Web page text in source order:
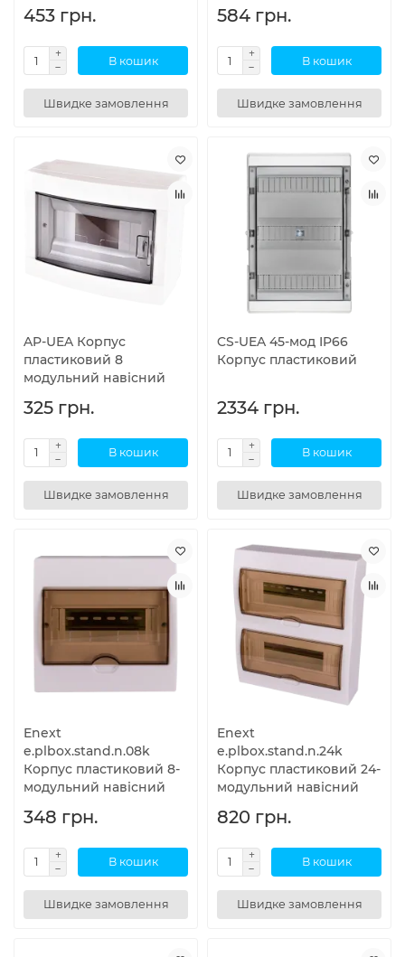
453 грн.
В кошик
Швидке замовлення
584 грн.
В кошик
Швидке замовлення
AP-UEA Корпус
пластиковий 8
модульний навісний
325 грн.
В кошик
Швидке замовлення
CS-UEA 45-мод IP66
Корпус пластиковий
2334 грн.
В кошик
Швидке замовлення
Enext
e.plbox.stand.n.08k
Корпус пластиковий 8-
модульний навісний
348 грн.
В кошик
Швидке замовлення
Enext
e.plbox.stand.n.24k
Корпус пластиковий 24-
модульний навісний
820 грн.
В кошик
Швидке замовлення